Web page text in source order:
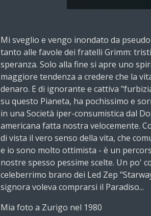
Mi sveglio e vengo inondato da
tanto alle favole dei fratelli Grimm:
speranza. Solo alla fine si apre uno
maggiore tendenza a credere che la
denaro. E di ignorante e cattiva
su questo Pianeta, ha pochissimo e
in una Società iper-consumistica dal
americana fatta nostra velocemente.
di vista il vero senso della vita, che
e io sono molto ottimista - è un
nostre spesso pessime scelte. Un po'
celeberrimo brano dei Led Zep
signora voleva comprarsi il Paradiso...
Mia foto a Zurigo nel 1980